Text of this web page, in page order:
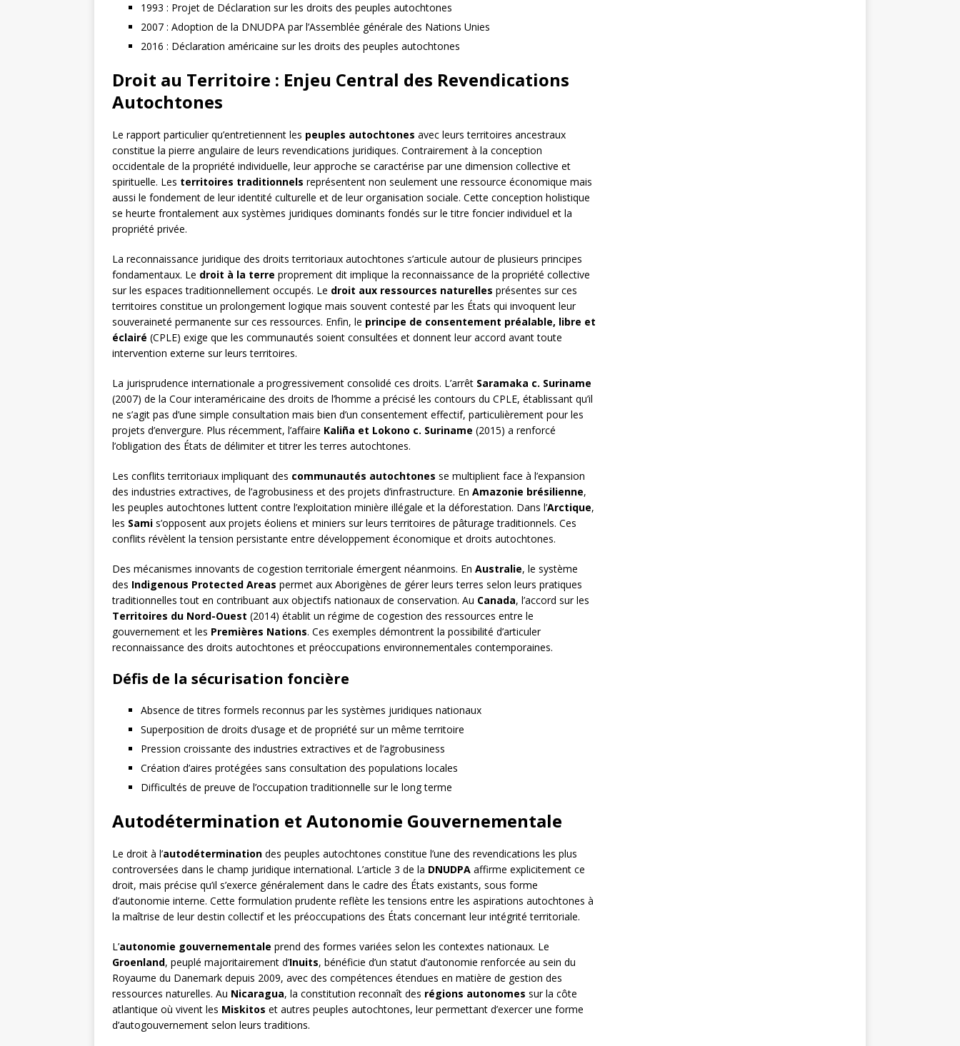
1993 : Projet de Déclaration sur les droits des peuples autochtones
2007 : Adoption de la DNUDPA par l’Assemblée générale des Nations Unies
2016 : Déclaration américaine sur les droits des peuples autochtones
Droit au Territoire : Enjeu Central des Revendications
Autochtones
Le rapport particulier qu’entretiennent les peuples autochtones avec leurs territoires ancestraux
constitue la pierre angulaire de leurs revendications juridiques. Contrairement à la conception
occidentale de la propriété individuelle, leur approche se caractérise par une dimension collective et
spirituelle. Les territoires traditionnels représentent non seulement une ressource économique mais
aussi le fondement de leur identité culturelle et de leur organisation sociale. Cette conception holistique
se heurte frontalement aux systèmes juridiques dominants fondés sur le titre foncier individuel et la
propriété privée.
La reconnaissance juridique des droits territoriaux autochtones s’articule autour de plusieurs principes
fondamentaux. Le droit à la terre proprement dit implique la reconnaissance de la propriété collective
sur les espaces traditionnellement occupés. Le droit aux ressources naturelles présentes sur ces
territoires constitue un prolongement logique mais souvent contesté par les États qui invoquent leur
souveraineté permanente sur ces ressources. Enfin, le principe de consentement préalable, libre et
éclairé (CPLE) exige que les communautés soient consultées et donnent leur accord avant toute
intervention externe sur leurs territoires.
La jurisprudence internationale a progressivement consolidé ces droits. L’arrêt Saramaka c. Suriname
(2007) de la Cour interaméricaine des droits de l’homme a précisé les contours du CPLE, établissant qu’il
ne s’agit pas d’une simple consultation mais bien d’un consentement effectif, particulièrement pour les
projets d’envergure. Plus récemment, l’affaire Kaliña et Lokono c. Suriname (2015) a renforcé
l’obligation des États de délimiter et titrer les terres autochtones.
Les conflits territoriaux impliquant des communautés autochtones se multiplient face à l’expansion
des industries extractives, de l’agrobusiness et des projets d’infrastructure. En Amazonie brésilienne,
les peuples autochtones luttent contre l’exploitation minière illégale et la déforestation. Dans l’Arctique,
les Sami s’opposent aux projets éoliens et miniers sur leurs territoires de pâturage traditionnels. Ces
conflits révèlent la tension persistante entre développement économique et droits autochtones.
Des mécanismes innovants de cogestion territoriale émergent néanmoins. En Australie, le système
des Indigenous Protected Areas permet aux Aborigènes de gérer leurs terres selon leurs pratiques
traditionnelles tout en contribuant aux objectifs nationaux de conservation. Au Canada, l’accord sur les
Territoires du Nord-Ouest (2014) établit un régime de cogestion des ressources entre le
gouvernement et les Premières Nations. Ces exemples démontrent la possibilité d’articuler
reconnaissance des droits autochtones et préoccupations environnementales contemporaines.
Défis de la sécurisation foncière
Absence de titres formels reconnus par les systèmes juridiques nationaux
Superposition de droits d’usage et de propriété sur un même territoire
Pression croissante des industries extractives et de l’agrobusiness
Création d’aires protégées sans consultation des populations locales
Difficultés de preuve de l’occupation traditionnelle sur le long terme
Autodétermination et Autonomie Gouvernementale
Le droit à l’autodétermination des peuples autochtones constitue l’une des revendications les plus
controversées dans le champ juridique international. L’article 3 de la DNUDPA affirme explicitement ce
droit, mais précise qu’il s’exerce généralement dans le cadre des États existants, sous forme
d’autonomie interne. Cette formulation prudente reflète les tensions entre les aspirations autochtones à
la maîtrise de leur destin collectif et les préoccupations des États concernant leur intégrité territoriale.
L’autonomie gouvernementale prend des formes variées selon les contextes nationaux. Le
Groenland, peuplé majoritairement d’Inuits, bénéficie d’un statut d’autonomie renforcée au sein du
Royaume du Danemark depuis 2009, avec des compétences étendues en matière de gestion des
ressources naturelles. Au Nicaragua, la constitution reconnaît des régions autonomes sur la côte
atlantique où vivent les Miskitos et autres peuples autochtones, leur permettant d’exercer une forme
d’autogouvernement selon leurs traditions.